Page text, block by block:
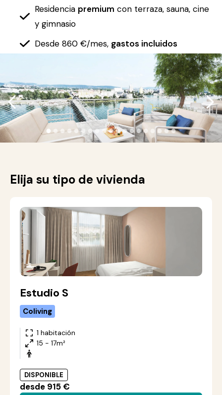
Residencia premium con terraza, sauna, cine
y gimnasio
Desde 860 €/mes, gastos incluidos
●●● ●●● ●●●●●●●●● ●●●●
Elija su tipo de vivienda
Estudio S
Coliving
1 habitación
15 - 17m²
DISPONIBLE
desde 915 €